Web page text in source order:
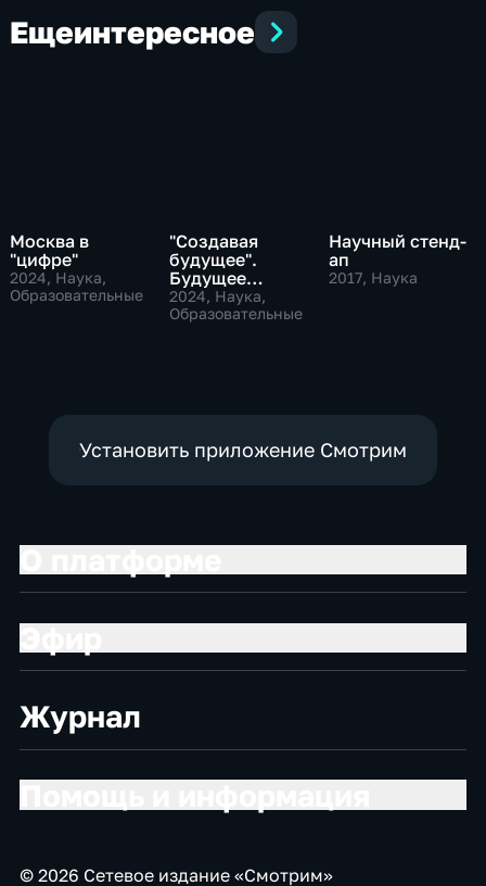
нервной системы?"
Ещеинтересное
Москва в
"цифре"
2024, Наука,
Образовательные
"Создавая
будущее".
Будущее
многополярного
мира
2024, Наука,
Образовательные
Научный стенд-
ап
2017, Наука
Установить приложение Смотрим
Журнал
© 2026 Сетевое издание «Смотрим»